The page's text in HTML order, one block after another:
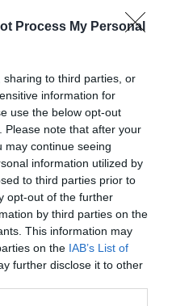
Process My Personal
to third parties, or
information for
use the below opt-out
Please note that after your
may continue seeing
information utilized by
to third parties prior to
opt-out of the further
by third parties on the
This information may
on the IAB’s List of
further disclose it to other
de gran calidad y
equiparable al de
Man fue tan
atrajo un inversor
de café Keurig
está
con el comercio
desde hace un par de
de los productos de
de Hugh